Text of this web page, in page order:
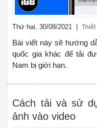
Thứ hai, 30/08/2021 |Thiết
Bài viết này sẽ hướng
quốc gia khác để tải
Nam bị giới hạn.
Cách tải và sử
ảnh vào video